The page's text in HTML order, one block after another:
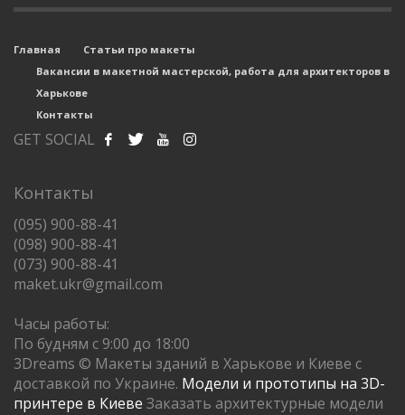
Главная
Статьи про макеты
Вакансии в макетной мастерской, работа для архитекторов в
Харькове
Контакты
GET SOCIAL
Контакты
(095) 900-88-41
(098) 900-88-41
(073) 900-88-41
maket.ukr@gmail.com
Часы работы:
По будням с 9:00 до 18:00
3Dreams © Макеты зданий в Харькове и Киеве с
доставкой по Украине. Модели и прототипы на 3D-
принтере в Киеве Заказать архитектурные модели